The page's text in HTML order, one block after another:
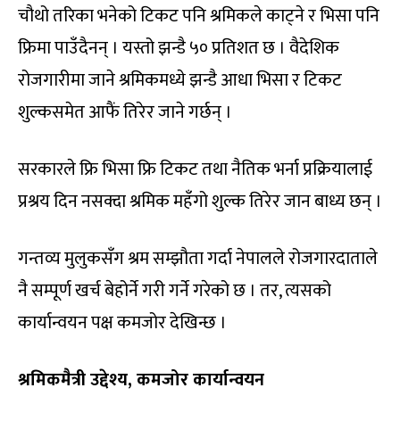
चौथो तरिका भनेको टिकट पनि श्रमिकले काट्ने र भिसा पनि
फ्रिमा पाउँदैनन् । यस्तो झन्डै ५० प्रतिशत छ । वैदेशिक
रोजगारीमा जाने श्रमिकमध्ये झन्डै आधा भिसा र टिकट
शुल्कसमेत आफैं तिरेर जाने गर्छन् ।
सरकारले फ्रि भिसा फ्रि टिकट तथा नैतिक भर्ना प्रक्रियालाई
प्रश्रय दिन नसक्दा श्रमिक महँगो शुल्क तिरेर जान बाध्य छन् ।
गन्तव्य मुलुकसँग श्रम सम्झौता गर्दा नेपालले रोजगारदाताले
नै सम्पूर्ण खर्च बेहोर्ने गरी गर्ने गरेको छ । तर, त्यसको
कार्यान्वयन पक्ष कमजोर देखिन्छ ।
श्रमिकमैत्री उद्देश्य, कमजोर कार्यान्वयन